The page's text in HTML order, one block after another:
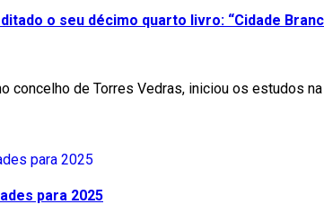
o seu décimo quarto livro: “Cidade
concelho de Torres Vedras, iniciou os estudos
para 2025